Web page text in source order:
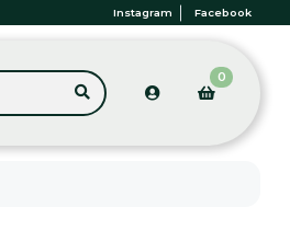
Instagram Facebook
0